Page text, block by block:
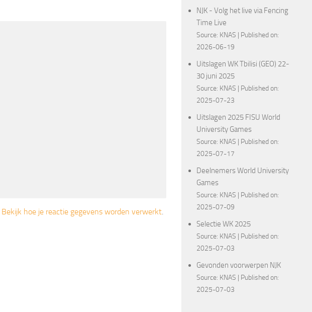
Bekijk hoe je reactie gegevens worden verwerkt.
NJK - Volg het live via Fencing
Time Live
Source: KNAS
Published on:
2026-06-19
Uitslagen WK Tbilisi (GEO) 22-
30 juni 2025
Source: KNAS
Published on:
2025-07-23
Uitslagen 2025 FISU World
University Games
Source: KNAS
Published on:
2025-07-17
Deelnemers World University
Games
Source: KNAS
Published on:
2025-07-09
Selectie WK 2025
Source: KNAS
Published on:
2025-07-03
Gevonden voorwerpen NJK
Source: KNAS
Published on:
2025-07-03